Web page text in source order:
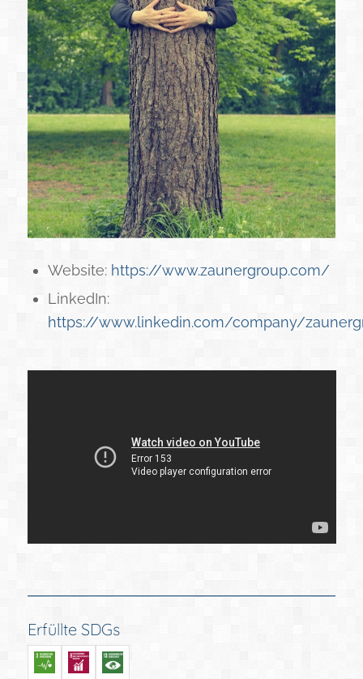
Website: https://www.zaunergroup.com/
LinkedIn:
https://www.linkedin.com/company/
Erfüllte SDGs